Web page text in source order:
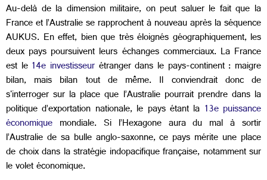
Au-delà de la dimension militaire, on peut saluer le fait que la
France et l’Australie se rapprochent à nouveau après la séquence
AUKUS. En effet, bien que très éloignés géographiquement, les
deux pays poursuivent leurs échanges commerciaux. La France
est le 14e investisseur étranger dans le pays-continent : maigre
bilan, mais bilan tout de même. Il conviendrait donc de
s'interroger sur la place que l’Australie pourrait prendre dans la
politique d’exportation nationale, le pays étant la 13e puissance
économique mondiale. Si l’Hexagone aura du mal à sortir
l’Australie de sa bulle anglo-saxonne, ce pays mérite une place
de choix dans la stratégie indopacifique française, notamment sur
le volet économique.